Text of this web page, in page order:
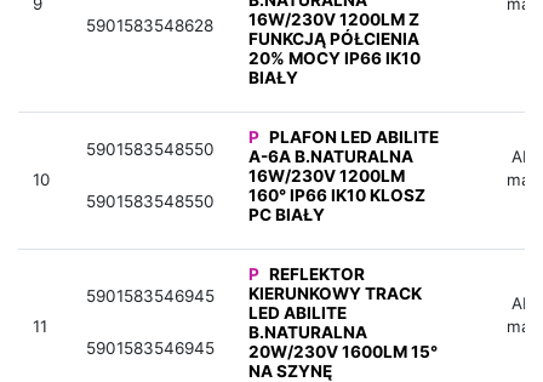
5901583548628
16W/230V 1200LM Z
FUNKCJĄ PÓŁCIENIA
20% MOCY IP66 IK10
BIAŁY
10
5901583548550
5901583548550
P PLAFON LED ABILITE
A-6A B.NATURALNA
16W/230V 1200LM
160° IP66 IK10 KLOSZ
PC BIAŁY
11
5901583546945
5901583546945
P REFLEKTOR
KIERUNKOWY TRACK
LED ABILITE
B.NATURALNA
20W/230V 1600LM 15°
NA SZYNĘ